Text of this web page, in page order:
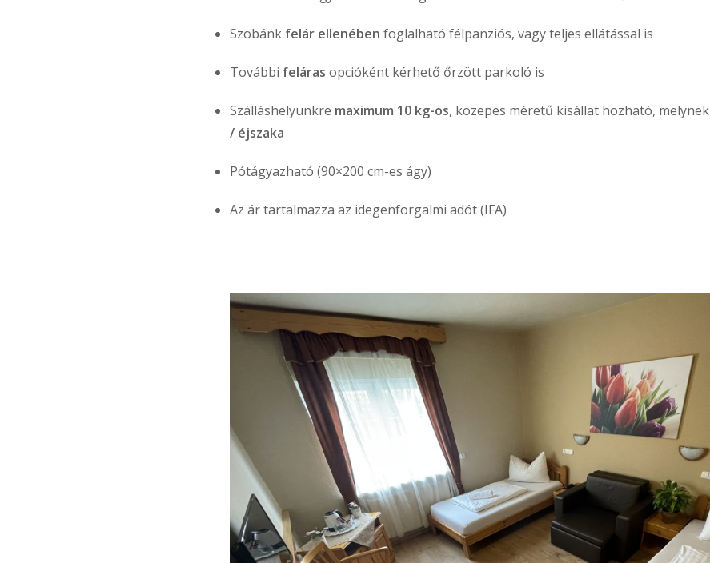
Szobánk felár ellenében foglalható félpanziós, vagy teljes ellátással is
További feláras opcióként kérhető őrzött parkoló is
Szálláshelyünkre maximum 10 kg-os, közepes méretű kisállat hozható, melynek
/ éjszaka
Pótágyazható (90×200 cm-es ágy)
Az ár tartalmazza az idegenforgalmi adót (IFA)